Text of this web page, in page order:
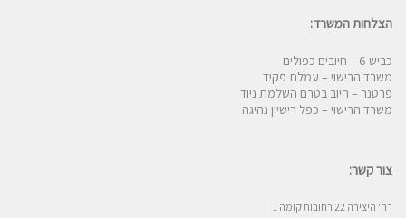
הצלחות המשרד:
כביש 6 – חיובים כפולים
משרד הרישוי – עמלת פקיד
פרטנר – חיוב בטרם השלמת ניוד
משרד הרישוי – כפל רישיון נהיגה
צור קשר:
רח' היצירה 22 רחובות קומה 1